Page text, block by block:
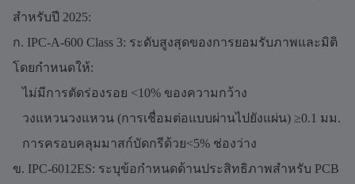
สำหรับปี 2025:
ก. IPC-A-600 Class 3: ระดับสูงสุดของการยอมรับภาพและมิติ
โดยกำหนดให้:
ไม่มีการตัดร่องรอย <10% ของความกว้าง
วงแหวนวงแหวน (การเชื่อมต่อแบบผ่านไปยังแผ่น) ≥0.1 มม.
การครอบคลุมมาสก์บัดกรีด้วย<5% ช่องว่าง
ข. IPC-6012ES: ระบุข้อกำหนดด้านประสิทธิภาพสำหรับ PCB